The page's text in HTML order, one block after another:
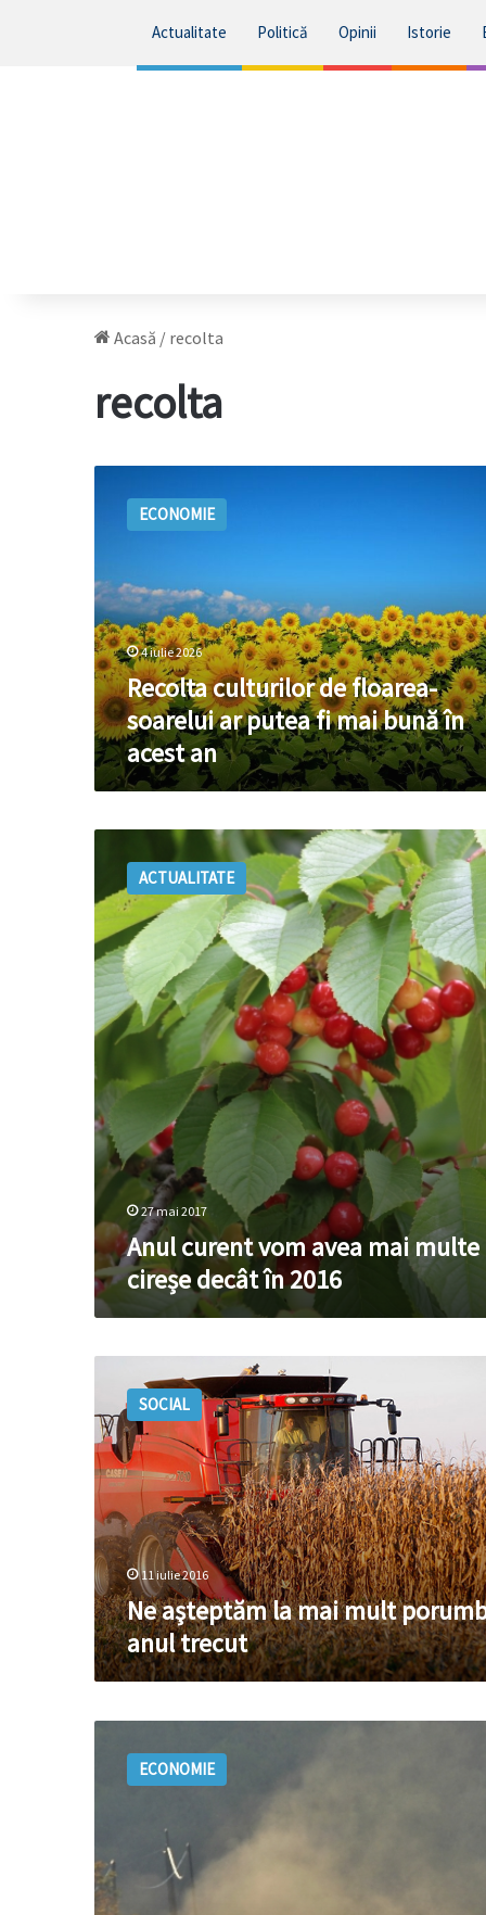
Actualitate Politică Opinii Istorie
Acasă / recolta
recolta
culturilor
ar
putea
fi
mai
bună
în
acest
an
ECONOMIE
4 iulie 2026
Recolta culturilor de floarea-
soarelui ar putea fi mai bună în
acest an
curent
vom
avea
mai
multe
cireșe
decât
în
2016
ACTUALITATE
27 mai 2017
Anul curent vom avea mai multe
cireșe decât în 2016
aşteptăm
la
mai
mult
porumb
anul
trecut
SOCIAL
11 iulie 2016
Ne aşteptăm la mai mult
anul trecut
Lipsa
precipitaţii
recolta
din
ECONOMIE